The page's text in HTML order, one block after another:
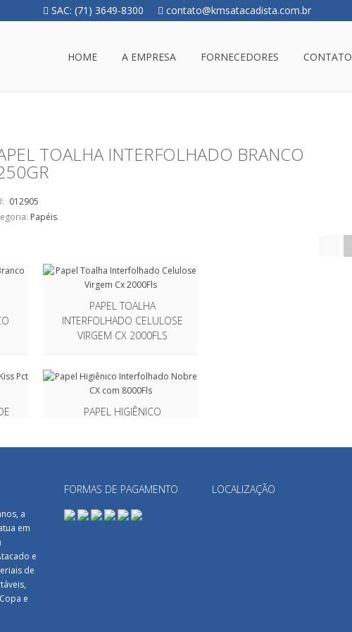
SAC: (71) 3649-8300 contato@kmsatacadista.com.br
HOME A EMPRESA FORNECEDORES CONTATO
TOALHA INTERFOLHADO BRANCO
012905
Papéis.
PAPEL TOALHA
INTERFOLHADO CELULOSE
VIRGEM CX 2000FLS
PAPEL HIGIÊNICO
LENÇOL HOSPITALAR 50×50
a
em
e
de
e
FORMAS DE PAGAMENTO LOCALIZAÇÃO